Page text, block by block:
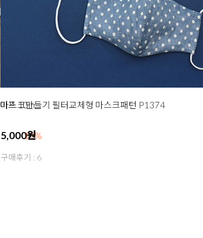
핸드폰 스트랩 안경 목걸이 만들기 끈 밴드 면 리본테이프 10mm 아이보리
10%
마스크만들기 필터교체형 마스크패턴 P1374
5,000원
구매후기 : 6